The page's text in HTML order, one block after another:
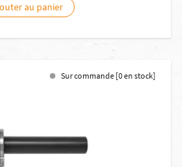
au panier
Sur commande [0 en stock]